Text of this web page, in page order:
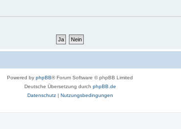
Powered by phpBB® Forum Software © phpBB Limited
Deutsche Übersetzung durch phpBB.de
Datenschutz| Nutzungsbedingungen